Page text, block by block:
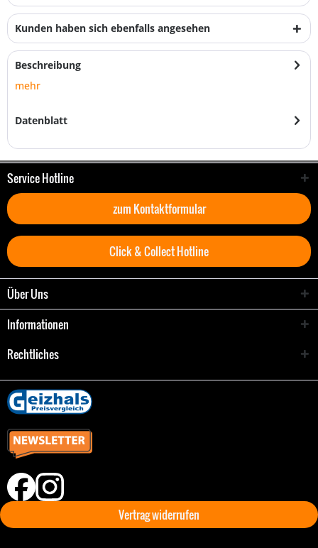
Kunden haben sich ebenfalls angesehen
Beschreibung
mehr
Datenblatt
Service Hotline
zum Kontaktformular
Click & Collect Hotline
Über Uns
Informationen
Rechtliches
Vertrag widerrufen